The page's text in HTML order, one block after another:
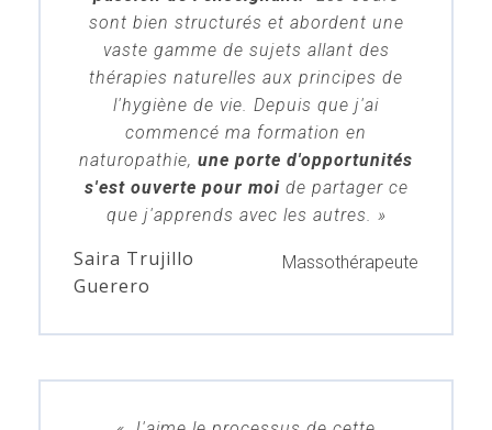
sont bien structurés et abordent une
vaste gamme de sujets allant des
thérapies naturelles aux principes de
l'hygiène de vie. Depuis que j'ai
commencé ma formation en
naturopathie, une porte d'opportunités
s'est ouverte pour moi de partager ce
que j'apprends avec les autres. »
Saira Trujillo
Guerero
Massothérapeute